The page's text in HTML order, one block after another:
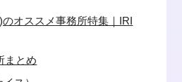
オススメ事務所特集｜IRI
まとめ